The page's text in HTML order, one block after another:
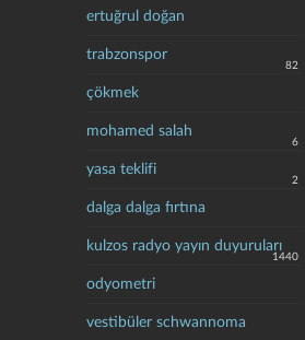
ertuğrul doğan
trabzonspor
82
çökmek
mohamed salah
6
yasa teklifi
2
dalga dalga fırtına
kulzos radyo yayın duyuruları
1440
odyometri
vestibüler schwannoma